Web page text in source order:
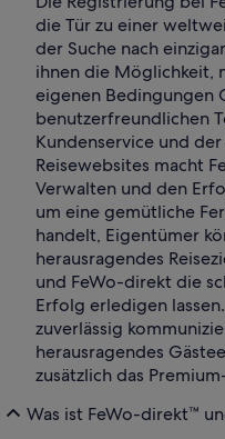
die Tür zu einer
der Suche nach
ihnen die Möglichkeit,
eigenen Bedingungen
benutzerfreundlichen
Kundenservice und
Reisewebsites macht
Verwalten und den
um eine gemütliche
handelt, Eigentümer
herausragendes
und FeWo-direkt die
Erfolg erledigen
zuverlässig
herausragendes
zusätzlich das
Was ist FeWo-direkt™